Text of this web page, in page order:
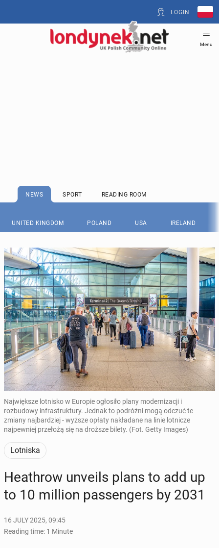
LOGIN
Menu
NEWS SPORT READING ROOM
UNITED KINGDOM POLAND USA IRELAND
Największe lotnisko w Europie ogłosiło plany modernizacji i
rozbudowy infrastruktury. Jednak to podróżni mogą odczuć te
zmiany najbardziej - wyższe opłaty nakładane na linie lotnicze
najpewniej przełożą się na droższe bilety. (Fot. Getty Images)
Lotniska
Heathrow unveils plans to add up
to 10 million pas­sen­gers by 2031
16 JULY 2025, 09:45
Reading time: 1 Minute